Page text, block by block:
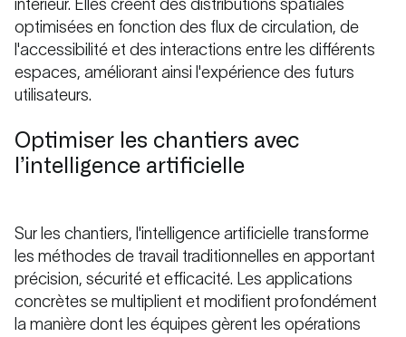
intérieur. Elles créent des distributions spatiales
optimisées en fonction des flux de circulation, de
l'accessibilité et des interactions entre les différents
espaces, améliorant ainsi l'expérience des futurs
utilisateurs.
Optimiser les chantiers avec
l’intelligence artificielle
Sur les chantiers, l'intelligence artificielle transforme
les méthodes de travail traditionnelles en apportant
précision, sécurité et efficacité. Les applications
concrètes se multiplient et modifient profondément
la manière dont les équipes gèrent les opérations